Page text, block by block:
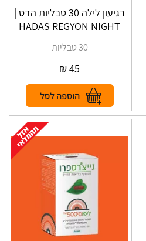
רגיעון לילה 30 טבליות הדס |
HADAS REGYON NIGHT
30 טבליות
45
₪